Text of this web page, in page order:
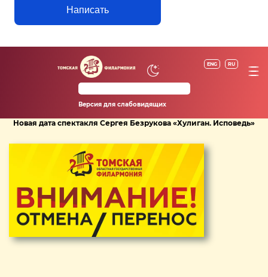
Написать
ENG RU
Версия для слабовидящих
Новая дата спектакля Сергея Безрукова «Хулиган. Исповедь»